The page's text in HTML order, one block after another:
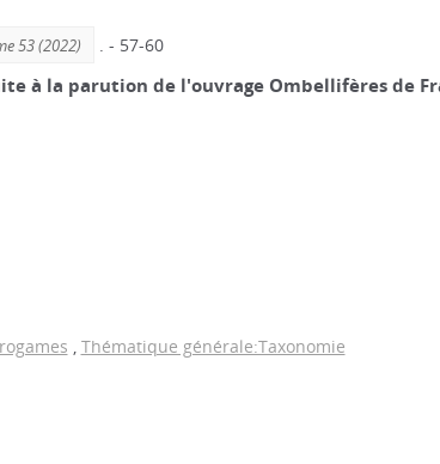
53 (2022)
. - 57-60
à la parution de l'ouvrage Ombellifères de
, Thématique générale:Taxonomie